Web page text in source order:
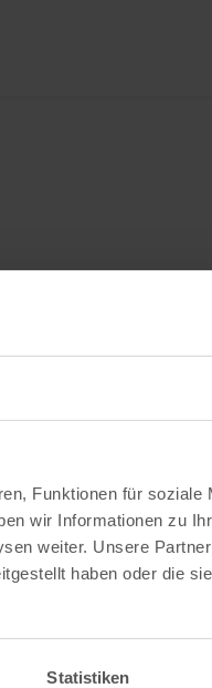
Funktionen für soziale
wir Informationen zu
weiter. Unsere
haben oder die
Statistiken